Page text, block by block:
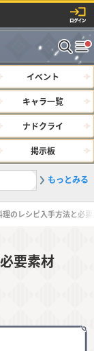
イベント
キャラ一覧
ナドクライ
掲示板
2サルベ
もっとみる
理のレシピ入手方法と必
要素材